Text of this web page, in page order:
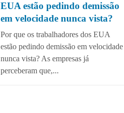
EUA estão pedindo demissão
em velocidade nunca vista?
Por que os trabalhadores dos EUA
estão pedindo demissão em velocidade
nunca vista? As empresas já
perceberam que,...